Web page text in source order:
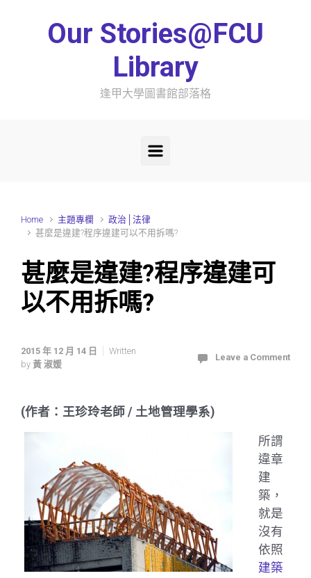
Our Stories@FCU
Library
逢甲大學圖書館部落格
Home 主題專欄
政治│法律
甚麼是違建?程序違建可以不用拆嗎?
甚麼是違建?程序違建可
以不用拆嗎?
2015 年 12 月 14 日
Written
by 黃 淑媛
Leave a Comment
(作者：王珍玲老師 / 土地管理學系)
所謂
違章
建
築，
就是
沒有
依照
建築